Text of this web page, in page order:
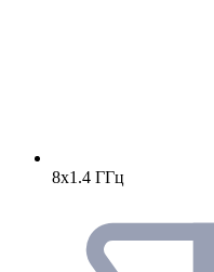
8х1.4 ГГц